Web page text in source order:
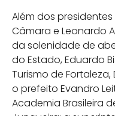
Além dos presidentes
Câmara e Leonardo
da solenidade de
do Estado, Eduardo
Turismo de
o prefeito Evandro
Academia Brasileira